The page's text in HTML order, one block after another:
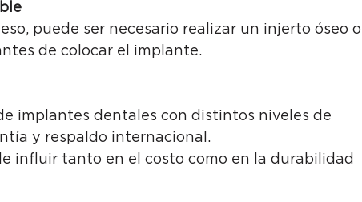
puede ser necesario realizar un injerto óseo o
de colocar el implante.
implantes dentales con distintos niveles de
y respaldo internacional.
influir tanto en el costo como en la durabilidad